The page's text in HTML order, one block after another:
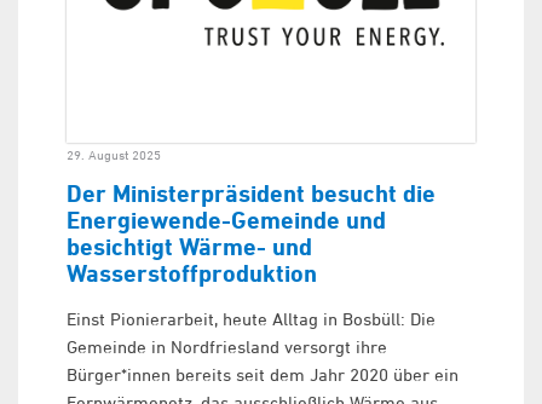
29. August 2025
Der Ministerpräsident besucht die
Energiewende-Gemeinde und
besichtigt Wärme- und
Wasserstoffproduktion
Einst Pionierarbeit, heute Alltag in Bosbüll: Die
Gemeinde in Nordfriesland versorgt ihre
Bürger*innen bereits seit dem Jahr 2020 über ein